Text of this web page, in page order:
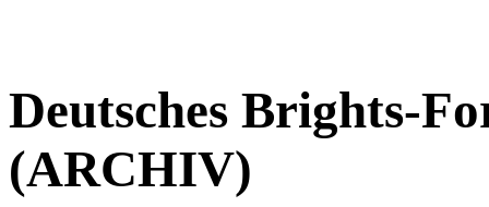
Deutsches Brights-
(ARCHIV)